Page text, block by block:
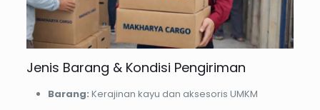
Jenis Barang & Kondisi Pengiriman
Barang: Kerajinan kayu dan aksesoris UMKM